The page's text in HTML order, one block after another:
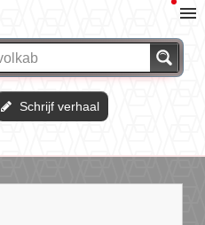
Schrijf verhaal